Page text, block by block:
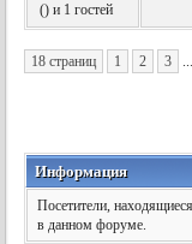
() и 1 гостей
18 страниц 1 2 3 ...
Информация
Посетители,
в данном форуме.